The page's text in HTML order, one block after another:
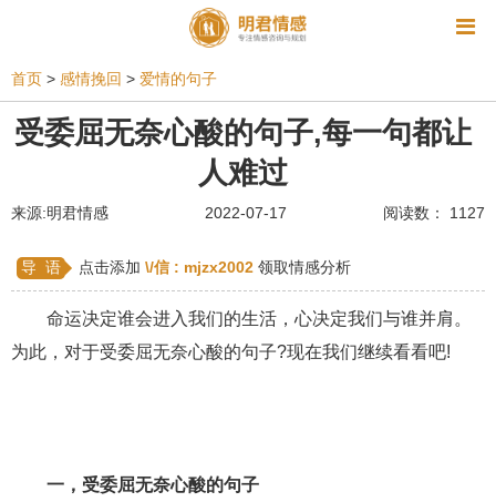
相亲 同性恋 恋爱技巧 挽回爱情
星座情感
姻缘测试 美容 怀孕 交友
感情挽回 双鱼座男生 情感测试
水瓶座男生 摩羯座男生 射手座男生
天蝎座男生 天秤座男生 处女座男生
不和 金牛座男生
首页 > 感情挽回 > 爱情的句子
受委屈无奈心酸的句子,每一句都让
人难过
来源:明君情感 2022-07-17 阅读数： 1127
导 语 点击添加 \/信 : mjzx2002 领取情感分析
命运决定谁会进入我们的生活，心决定我们与谁并肩。
为此，对于受委屈无奈心酸的句子?现在我们继续看看吧!
一，受委屈无奈心酸的句子